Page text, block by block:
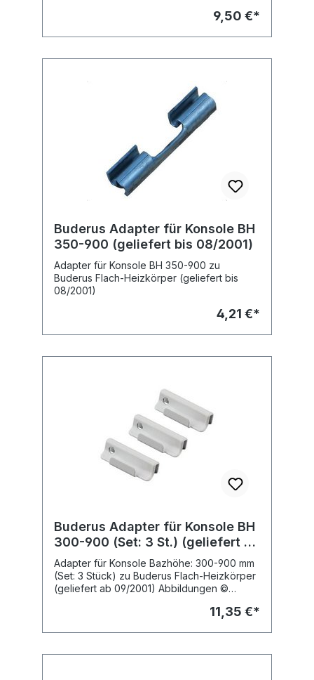
9,50 €*
Buderus Adapter für Konsole BH
350-900 (geliefert bis 08/2001)
Adapter für Konsole BH 350-900 zu
Buderus Flach-Heizkörper (geliefert bis
08/2001)
4,21 €*
Buderus Adapter für Konsole BH
300-900 (Set: 3 St.) (geliefert ab
09/2001)
Adapter für Konsole Bazhöhe: 300-900 mm
(Set: 3 Stück) zu Buderus Flach-Heizkörper
(geliefert ab 09/2001) Abbildungen ©
11,35 €*